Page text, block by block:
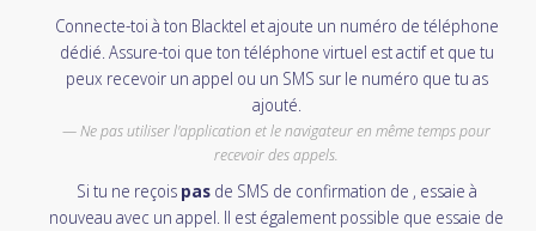
Connecte-toi à ton Blacktel et ajoute un numéro de téléphone
dédié. Assure-toi que ton téléphone virtuel est actif et que tu
peux recevoir un appel ou un SMS sur le numéro que tu as
ajouté.
Ne pas utiliser l'application et le navigateur en même temps pour
recevoir des appels.
Si tu ne reçois pasde SMS de confirmation de , essaie à
nouveau avec un appel. Il est également possible que essaie de